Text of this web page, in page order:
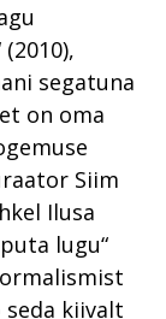
segatuna
on oma
Siim
Ilusa
lugu“
kiivalt